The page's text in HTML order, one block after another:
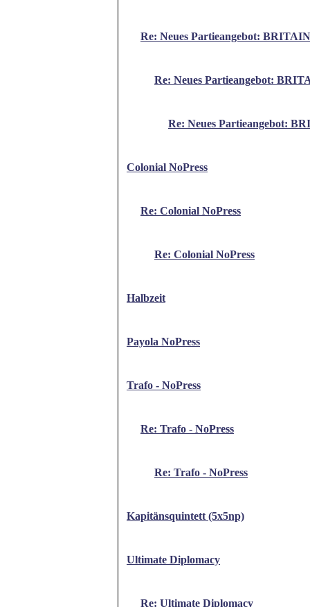
Re: Neues Partieangebot: BRITAIN
Re: Neues Partieangebot:
Re: Neues Partieangebot:
Colonial NoPress
Re: Colonial NoPress
Re: Colonial NoPress
Halbzeit
Payola NoPress
Trafo - NoPress
Re: Trafo - NoPress
Re: Trafo - NoPress
Kapitänsquintett (5x5np)
Ultimate Diplomacy
Re: Ultimate Diplomacy